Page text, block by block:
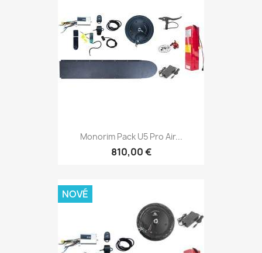
Monorim Pack U5 Pro Air...
810,00 €
NOVÉ